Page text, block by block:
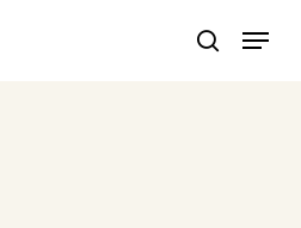
suche
Menu